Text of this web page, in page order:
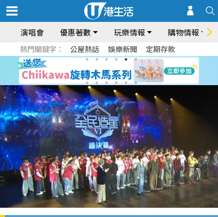
演唱會 優惠著數 玩樂情報 購物情報
熱門關鍵字： 公屋熱話 娛樂新聞 定期存款